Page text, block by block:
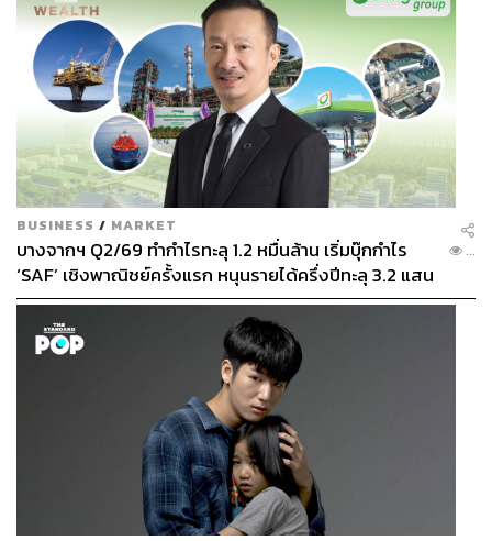
BUSINESS / MARKET
บางจากฯ Q2/69 ทำกำไรทะลุ 1.2 หมื่นล้าน เริ่มบุ๊กกำไร
‘SAF’ เชิงพาณิชย์ครั้งแรก หนุนรายได้ครึ่งปีทะลุ 3.2 แสน
ล้าน
...